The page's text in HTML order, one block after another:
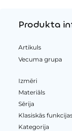
Produkta
Artikuls
Vecuma grupa
Izmēri
Materiāls
Sērija
Klasiskās
Kategorija